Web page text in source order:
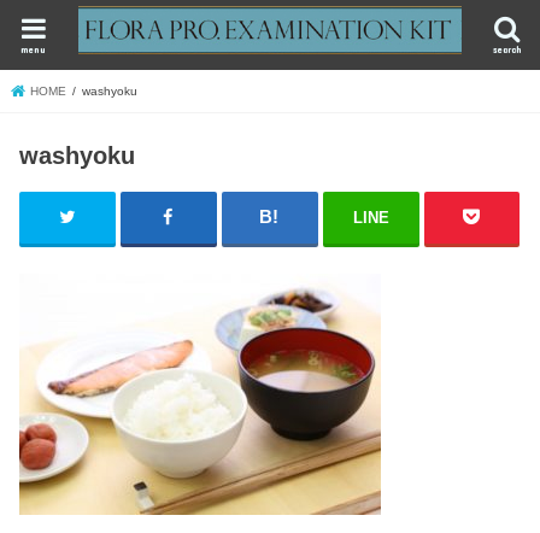
search
menu
HOME washyoku
washyoku
LINE